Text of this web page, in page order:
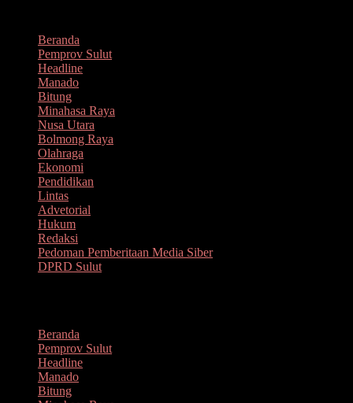
kontenBeranda
Pemprov Sulut
Headline
Manado
Bitung
Minahasa Raya
Nusa Utara
Bolmong Raya
Olahraga
Ekonomi
Pendidikan
Lintas
Advetorial
Hukum
Redaksi
Pedoman Pemberitaan Media Siber
DPRD Sulut
Beranda
Pemprov Sulut
Headline
Manado
Bitung